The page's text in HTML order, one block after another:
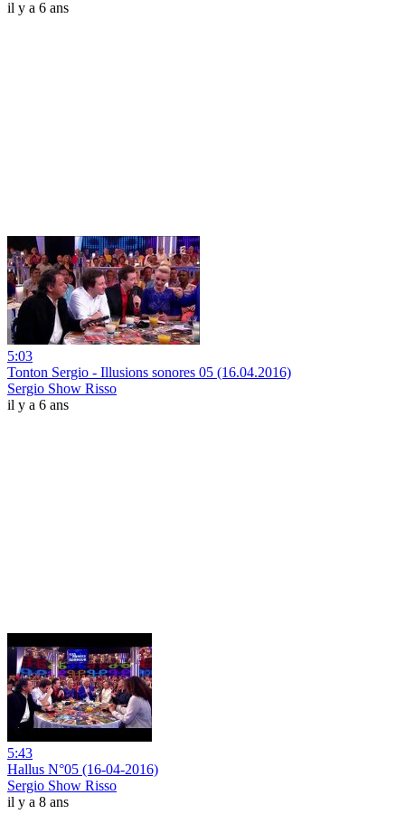
il y a 6 ans
5:03
Tonton Sergio - Illusions sonores 05 (16.04.2016)
Sergio Show Risso
il y a 6 ans
5:43
Hallus N°05 (16-04-2016)
Sergio Show Risso
il y a 8 ans